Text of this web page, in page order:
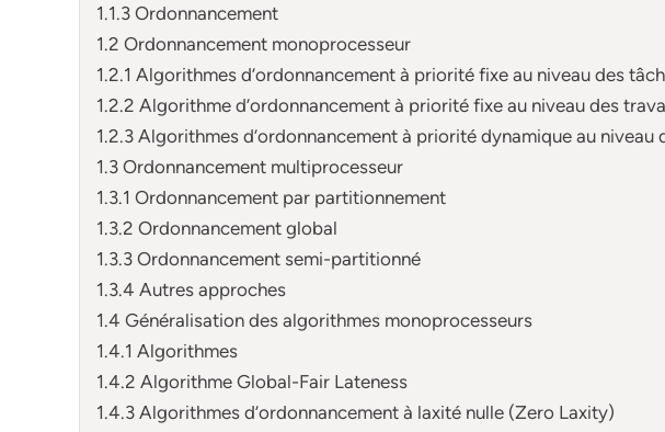
1.1.3 Ordonnancement
1.2 Ordonnancement monoprocesseur
1.2.1 Algorithmes d’ordonnancement à priorité fixe au niveau des
1.2.2 Algorithme d’ordonnancement à priorité fixe au niveau des
1.2.3 Algorithmes d’ordonnancement à priorité dynamique au niveau
1.3 Ordonnancement multiprocesseur
1.3.1 Ordonnancement par partitionnement
1.3.2 Ordonnancement global
1.3.3 Ordonnancement semi-partitionné
1.3.4 Autres approches
1.4 Généralisation des algorithmes monoprocesseurs
1.4.1 Algorithmes
1.4.2 Algorithme Global-Fair Lateness
1.4.3 Algorithmes d’ordonnancement à laxité nulle (Zero Laxity)